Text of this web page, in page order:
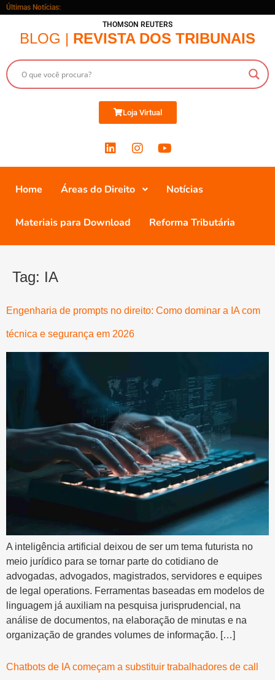
Últimas Notícias:
THOMSON REUTERS
BLOG | REVISTA DOS TRIBUNAIS
Loja Virtual
Home Áreas do Direito Notícias
Materiais para Download Reforma Tributária
Tag: IA
Engenharia de prompts no direito: Como dominar a IA com
técnica e segurança em 2026
A inteligência artificial deixou de ser um tema futurista no
meio jurídico para se tornar parte do cotidiano de
advogadas, advogados, magistrados, servidores e equipes
de legal operations. Ferramentas baseadas em modelos de
linguagem já auxiliam na pesquisa jurisprudencial, na
análise de documentos, na elaboração de minutas e na
organização de grandes volumes de informação. […]
Chatbots de IA começam a substituir trabalhadores de call